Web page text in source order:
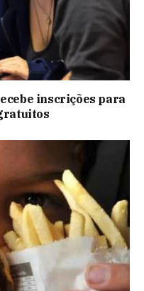
inscrições para